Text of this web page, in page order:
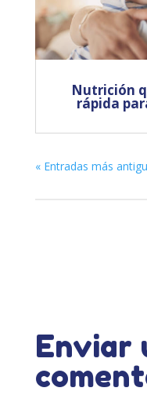
Nutrición
rápida
« Entradas más
Enviar